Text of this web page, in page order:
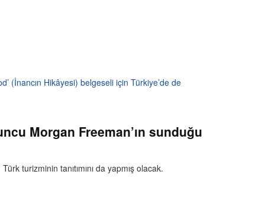
(İnancın Hikâyesi) belgeseli için Türkiye’de de
Morgan Freeman’ın sunduğu
turizminin tanıtımını da yapmış olacak.